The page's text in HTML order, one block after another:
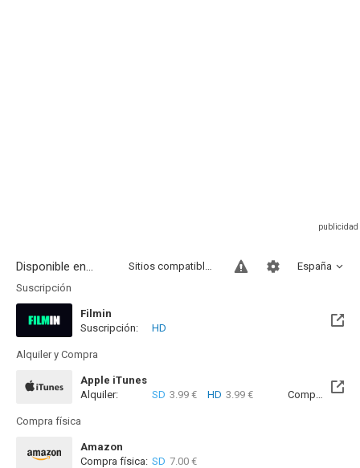
Disponible en... España
Sitios compatibles
Suscripción
Filmin
Disponible hasta el Mié, 07 Oct 2026 (Queda 1 mes)
Suscripción: HD
Alquiler y Compra
Apple iTunes
Alquiler:
SD 3.99 € HD 3.99 € Compra: SD
Compra física
Amazon
Compra física: SD 7.00 €